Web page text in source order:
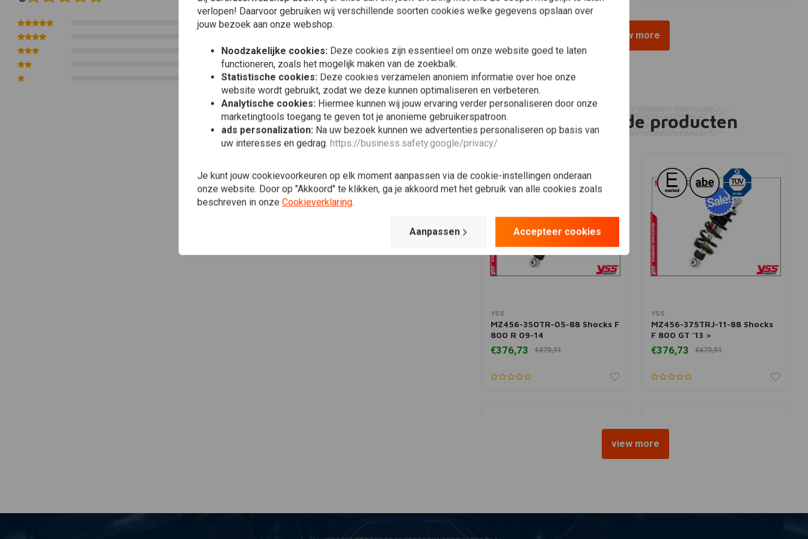
W=W staat voor dubbele compressie verstelling op het reservoir, Hi en Low speed compressie is instelbaar.
•M=Mono schokdemper
De informatie in de producttitel heeft betrekking op de schokdemper(s) die u krijgt.
[Download/Check documentation]
Voorbelasting afstelbaar met steeksleutel - Rebound afstelbaar 60 klikken - Instelbare lengte (indien technisch mogelijk) - Demping
0
0
0
0
View more
Gerelateerde producten
Toevoegen aan winkelwagen
YSS
MZ456-350TR-05-88 Shocks F
800 R 09-14
€376,73 €470,91
Toevoegen aan winkelwagen
YSS
MZ456-375TRJ-11-88 Shocks
F 800 GT '13 >
€376,73 €470,91
view more
verlopen! Daarvoor gebruiken wij verschillende soorten cookies welke gegevens opslaan over
jouw bezoek aan onze webshop.
Noodzakelijke cookies: Deze cookies zijn essentieel om onze website goed te laten
functioneren, zoals het mogelijk maken van de zoekbalk.
Statistische cookies: Deze cookies verzamelen anoniem informatie over hoe onze
website wordt gebruikt, zodat we deze kunnen optimaliseren en verbeteren.
Analytische cookies: Hiermee kunnen wij jouw ervaring verder personaliseren door onze
marketingtools toegang te geven tot je anonieme gebruikerspatroon.
ads personalization: Na uw bezoek kunnen we advertenties personaliseren op basis van
uw interesses en gedrag. https://business.safety.google/privacy/
Je kunt jouw cookievoorkeuren op elk moment aanpassen via de cookie-instellingen onderaan
onze website. Door op "Akkoord" te klikken, ga je akkoord met het gebruik van alle cookies zoals
beschreven in onze Cookieverklaring.
Aanpassen Accepteer cookies